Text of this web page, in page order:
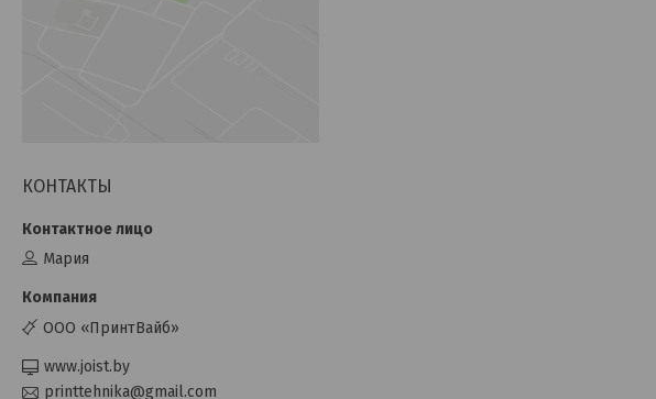
КОНТАКТЫ
Мария
ООО «ПринтВайб»
www.joist.by
printtehnika@gmail.com